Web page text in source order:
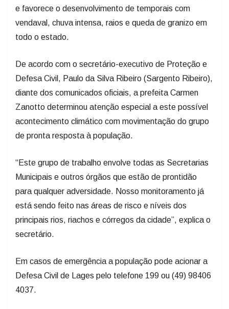
vendaval, chuva intensa, raios e queda de granizo em
todo o estado.
Defesa Civil, Paulo da Silva Ribeiro (Sargento Ribeiro),
diante dos comunicados oficiais, a prefeita Carmen
Zanotto determinou atenção especial a este possível
acontecimento climático com movimentação do grupo
de pronta resposta à população.
Municipais e outros órgãos que estão de prontidão
para qualquer adversidade. Nosso monitoramento já
está sendo feito nas áreas de risco e níveis dos
principais rios, riachos e córregos da cidade”, explica o
secretário.
Defesa Civil de Lages pelo telefone 199 ou (49) 98406
4037.